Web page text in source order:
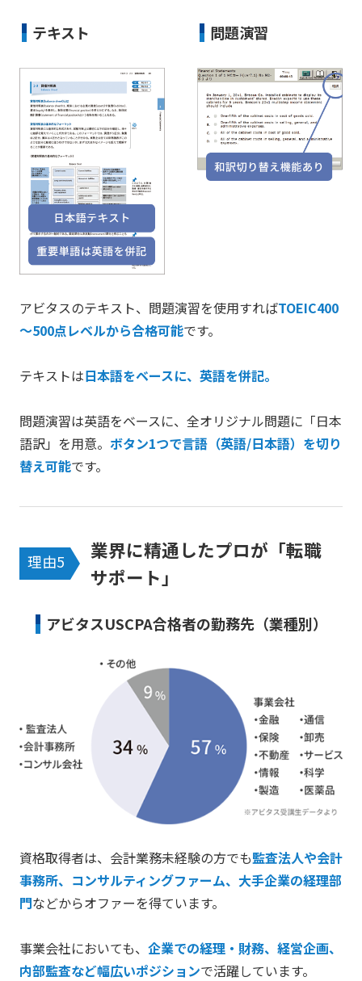
テキスト 問題演習
アビタスのテキスト、問題演習を使用すればTOEIC400
～500点レベルから合格可能です。
テキストは日本語をベースに、英語を併記。
問題演習は英語をベースに、全オリジナル問題に「日本
語訳」を用意。 ボタン1つで言語（英語/日本語）を切り
替え可能です。
理由5
業界に精通したプロが「転職
サポート」
アビタスUSCPA合格者の勤務先（業種別）
資格取得者は、会計業務未経験の方でも監査法人や会計
事務所、コンサルティングファーム、大手企業の経理部
門などからオファーを得ています。
事業会社においても、 企業での経理・財務、経営企画、
内部監査など幅広いポジションで活躍しています。